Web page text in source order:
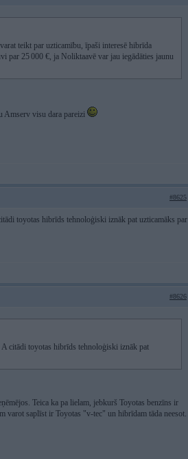
teikt par uzticamību, īpaši interesē hibrīda
25 000 €, ja Noliktaavē var jau iegādāties jaunu
Amserv visu dara pareizi
#8625
toyotas hibrīds tehnoloģiski iznāk pat uzticamāks par
#8626
citādi toyotas hibrīds tehnoloģiski iznāk pat
Teica ka pa lielam, jebkurš Toyotas benzīns ir
varot saplīst ir Toyotas "v-tec" un hibrīdam tāda neesot.